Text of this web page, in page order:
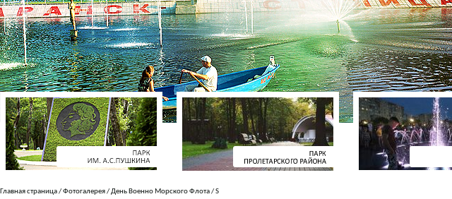
Главная страница/Фотогалерея/День Военно Морского Флота/S